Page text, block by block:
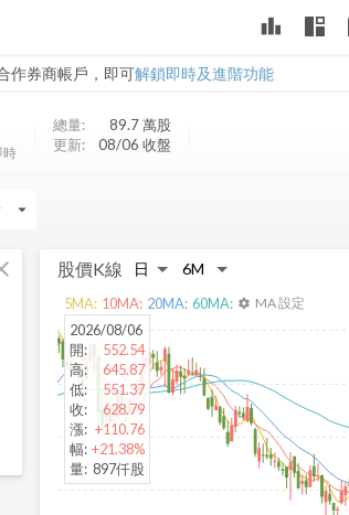
leaderboard
作券商帳戶，即可解鎖即時及進階功能
勢
時
總量: 89.7 萬股
更新:
08/06 收盤
arrow_drop_down
股價K線
2026/08/06
開:
552.54
高:
645.87
低:
551.37
收:
628.79
漲: +110.76
幅: +21.38%
量: 897仟股
5MA: 10MA: 20MA: 60MA: settings MA 設定